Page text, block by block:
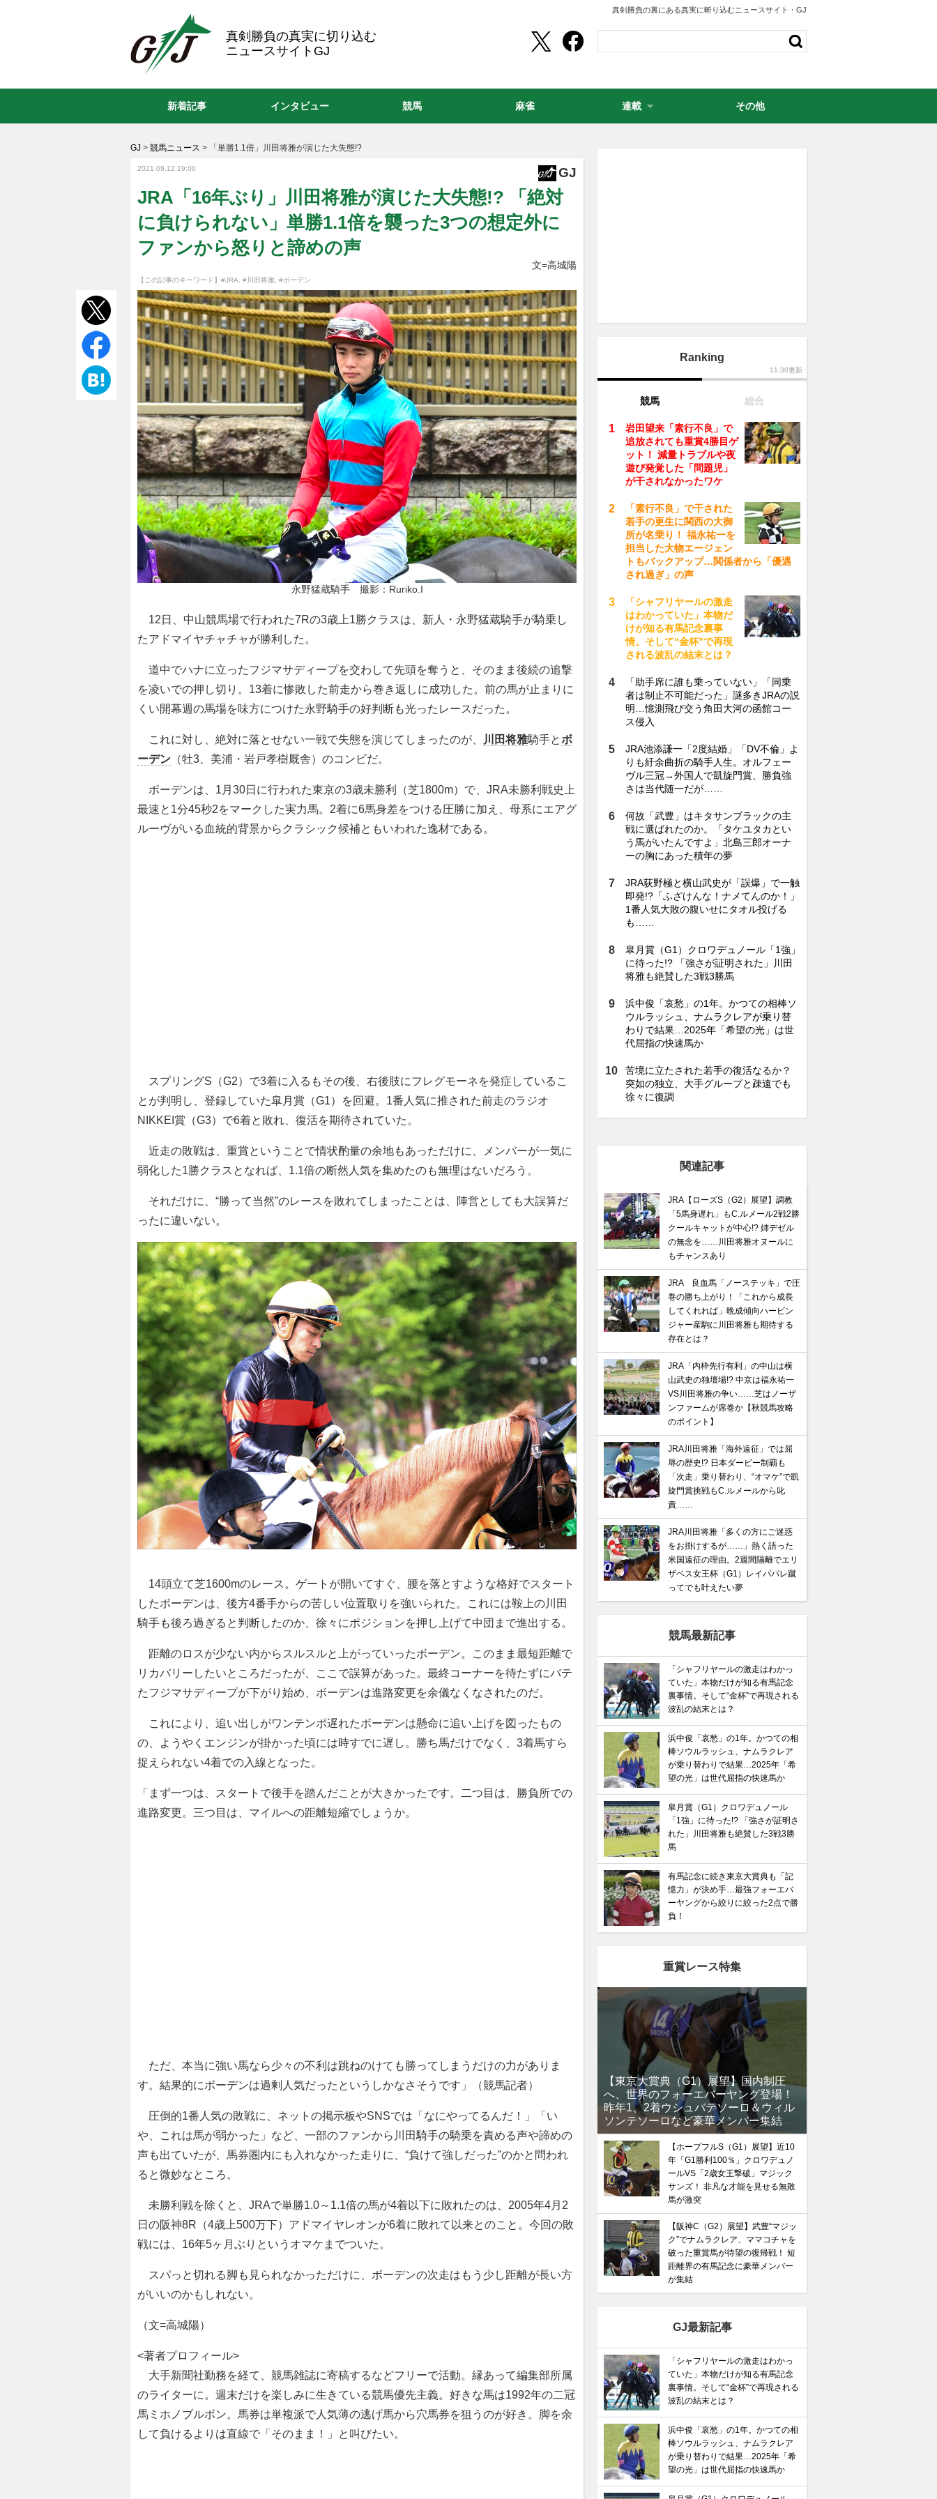
真剣勝負の裏にある真実に斬り込むニュースサイト・GJ
真剣勝負の真実に切り込む
ニュースサイトGJ
GJ > 競馬ニュース > 「単勝1.1倍」川田将雅が演じた大失態!?
2021.09.12 19:00 GJ
JRA「16年ぶり」川田将雅が演じた大失態!? 「絶対
に負けられない」単勝1.1倍を襲った3つの想定外に
ファンから怒りと諦めの声
文=高城陽
【この記事のキーワード】 #JRA #川田将雅 #ボーデン
永野猛蔵騎手　撮影：Ruriko.I
12日、中山競馬場で行われた7Rの3歳上1勝クラスは、新人・永野猛蔵騎手が騎乗し
たアドマイヤチャチャが勝利した。
道中でハナに立ったフジマサディープを交わして先頭を奪うと、そのまま後続の追撃
を凌いでの押し切り。13着に惨敗した前走から巻き返しに成功した。前の馬が止まりに
くい開幕週の馬場を味方につけた永野騎手の好判断も光ったレースだった。
これに対し、絶対に落とせない一戦で失態を演じてしまったのが、 川田将雅騎手とボ
ーデン （牡3、美浦・岩戸孝樹厩舎）のコンビだ。
ボーデンは、1月30日に行われた東京の3歳未勝利（芝1800m）で、JRA未勝利戦史上
最速と1分45秒2をマークした実力馬。2着に6馬身差をつける圧勝に加え、母系にエアグ
ルーヴがいる血統的背景からクラシック候補ともいわれた逸材である。
スプリングS（G2）で3着に入るもその後、右後肢にフレグモーネを発症しているこ
とが判明し、登録していた皐月賞（G1）を回避。1番人気に推された前走のラジオ
NIKKEI賞（G3）で6着と敗れ、復活を期待されていた。
近走の敗戦は、重賞ということで情状酌量の余地もあっただけに、メンバーが一気に
弱化した1勝クラスとなれば、1.1倍の断然人気を集めたのも無理はないだろう。
それだけに、“勝って当然”のレースを敗れてしまったことは、陣営としても大誤算だ
ったに違いない。
14頭立て芝1600mのレース。ゲートが開いてすぐ、腰を落とすような格好でスタート
したボーデンは、後方4番手からの苦しい位置取りを強いられた。これには鞍上の川田
騎手も後ろ過ぎると判断したのか、徐々にポジションを押し上げて中団まで進出する。
距離のロスが少ない内からスルスルと上がっていったボーデン。このまま最短距離で
リカバリーしたいところだったが、ここで誤算があった。最終コーナーを待たずにバテ
たフジマサディープが下がり始め、ボーデンは進路変更を余儀なくなされたのだ。
これにより、追い出しがワンテンポ遅れたボーデンは懸命に追い上げを図ったもの
の、ようやくエンジンが掛かった頃には時すでに遅し。勝ち馬だけでなく、3着馬すら
捉えられない4着での入線となった。
「まず一つは、スタートで後手を踏んだことが大きかったです。二つ目は、勝負所での
進路変更。三つ目は、マイルへの距離短縮でしょうか。
ただ、本当に強い馬なら少々の不利は跳ねのけても勝ってしまうだけの力がありま
す。結果的にボーデンは過剰人気だったというしかなさそうです」（競馬記者）
圧倒的1番人気の敗戦に、ネットの掲示板やSNSでは「なにやってるんだ！」「い
や、これは馬が弱かった」など、一部のファンから川田騎手の騎乗を責める声や諦めの
声も出ていたが、馬券圏内にも入れなかった走りに、“負けて強しだった”のかと問われ
ると微妙なところ。
未勝利戦を除くと、JRAで単勝1.0～1.1倍の馬が4着以下に敗れたのは、2005年4月2
日の阪神8R（4歳上500万下）アドマイヤレオンが6着に敗れて以来とのこと。今回の敗
戦には、16年5ヶ月ぶりというオマケまでついた。
スパっと切れる脚も見られなかっただけに、ボーデンの次走はもう少し距離が長い方
がいいのかもしれない。
（文=高城陽）
<著者プロフィール>
大手新聞社勤務を経て、競馬雑誌に寄稿するなどフリーで活動。縁あって編集部所属
のライターに。週末だけを楽しみに生きている競馬優先主義。好きな馬は1992年の二冠
馬ミホノブルボン。馬券は単複派で人気薄の逃げ馬から穴馬券を狙うのが好き。脚を余
して負けるよりは直線で「そのまま！」と叫びたい。
Ranking
11:30更新
競馬 総合
岩田望来「素行不良」で
追放されても重賞4勝目ゲ
ット！ 減量トラブルや夜
遊び発覚した「問題児」
が干されなかったワケ
「素行不良」で干された
若手の更生に関西の大御
所が名乗り！ 福永祐一を
担当した大物エージェン
トもバックアップ…関係者から「優遇
され過ぎ」の声
「シャフリヤールの激走
はわかっていた」本物だ
けが知る有馬記念裏事
情。そして“金杯”で再現
される波乱の結末とは？
「助手席に誰も乗っていない」「同乗
者は制止不可能だった」謎多きJRAの説
明…憶測飛び交う角田大河の函館コー
ス侵入
JRA池添謙一「2度結婚」「DV不倫」よ
りも紆余曲折の騎手人生。オルフェー
ヴル三冠→外国人で凱旋門賞、勝負強
さは当代随一だが……
何故「武豊」はキタサンブラックの主
戦に選ばれたのか。「タケユタカとい
う馬がいたんですよ」北島三郎オーナ
ーの胸にあった積年の夢
JRA荻野極と横山武史が「誤爆」で一触
即発!?「ふざけんな！ナメてんのか！」
1番人気大敗の腹いせにタオル投げる
も……
皐月賞（G1）クロワデュノール「1強」
に待った!? 「強さが証明された」川田
将雅も絶賛した3戦3勝馬
浜中俊「哀愁」の1年。かつての相棒ソ
ウルラッシュ、ナムラクレアが乗り替
わりで結果…2025年「希望の光」は世
代屈指の快速馬か
苦境に立たされた若手の復活なるか？
突如の独立、大手グループと疎遠でも
徐々に復調
関連記事
JRA【ローズS（G2）展望】調教
「5馬身遅れ」もC.ルメール2戦2勝
クールキャットが中心!? 姉デゼル
の無念を……川田将雅オヌールに
もチャンスあり
JRA 良血馬「ノーステッキ」で圧
巻の勝ち上がり！「これから成長
してくれれば」晩成傾向ハービン
ジャー産駒に川田将雅も期待する
存在とは？
JRA「内枠先行有利」の中山は横
山武史の独壇場!? 中京は福永祐一
VS川田将雅の争い……芝はノーザ
ンファームが席巻か【秋競馬攻略
のポイント】
JRA川田将雅「海外遠征」では屈
辱の歴史!? 日本ダービー制覇も
「次走」乗り替わり、“オマケ”で凱
旋門賞挑戦もC.ルメールから叱
責……
JRA川田将雅「多くの方にご迷惑
をお掛けするが……」熱く語った
米国遠征の理由。2週間隔離でエリ
ザベス女王杯（G1）レイパパレ蹴
ってでも叶えたい夢
競馬最新記事
「シャフリヤールの激走はわかっ
ていた」本物だけが知る有馬記念
裏事情。そして“金杯”で再現される
波乱の結末とは？
浜中俊「哀愁」の1年。かつての相
棒ソウルラッシュ、ナムラクレア
が乗り替わりで結果…2025年「希
望の光」は世代屈指の快速馬か
皐月賞（G1）クロワデュノール
「1強」に待った!? 「強さが証明さ
れた」川田将雅も絶賛した3戦3勝
馬
有馬記念に続き東京大賞典も「記
憶力」が決め手…最強フォーエバ
ーヤングから絞りに絞った2点で勝
負！
重賞レース特集
【東京大賞典（G1）展望】国内制圧
へ、世界のフォーエバーヤング登場！
昨年1、2着ウシュバテソーロ＆ウィル
ソンテソーロなど豪華メンバー集結
【ホープフルS（G1）展望】近10
年「G1勝利100％」クロワデュノ
ールVS「2歳女王撃破」マジック
サンズ！ 非凡な才能を見せる無敗
馬が激突
【阪神C（G2）展望】武豊“マジッ
ク”でナムラクレア、ママコチャを
破った重賞馬が待望の復帰戦！ 短
距離界の有馬記念に豪華メンバー
が集結
GJ最新記事
「シャフリヤールの激走はわかっ
ていた」本物だけが知る有馬記念
裏事情。そして“金杯”で再現される
波乱の結末とは？
浜中俊「哀愁」の1年。かつての相
棒ソウルラッシュ、ナムラクレア
が乗り替わりで結果…2025年「希
望の光」は世代屈指の快速馬か
新着記事 インタビュー 競馬 麻雀 連載 その他